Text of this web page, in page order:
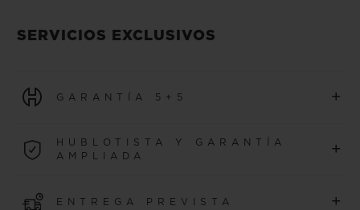
SERVICIOS EXCLUSIVOS
GARANTÍA 5+5 +
se benefician de una garantía internacional de 5 años.
HUBLOTISTA Y GARANTÍA
AMPLIADA
+
de su reloj 5 años adicionales (se aplican condiciones)
ENTREGA PREVISTA +